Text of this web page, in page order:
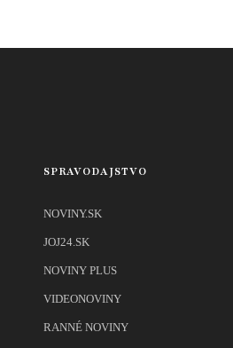
SPRAVODAJSTVO
NOVINY.SK
JOJ24.SK
NOVINY PLUS
VIDEONOVINY
RANNÉ NOVINY